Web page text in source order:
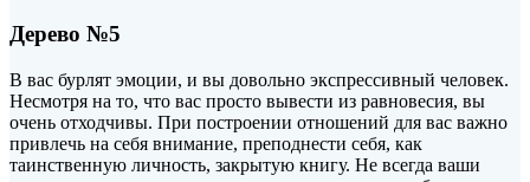
Дерево №5
В вас бурлят эмоции, и вы довольно экспрессивный человек.
Несмотря на то, что вас просто вывести из равновесия, вы
очень отходчивы. При построении отношений для вас важно
привлечь на себя внимание, преподнести себя, как
таинственную личность, закрытую книгу. Не всегда ваши